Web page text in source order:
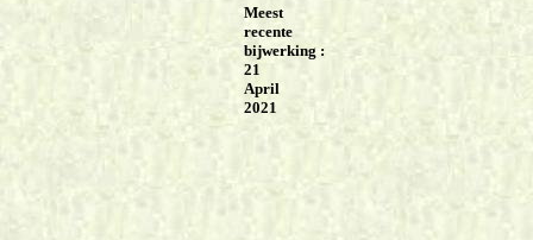
Meest
recente
bijwerking :
21
April
2021